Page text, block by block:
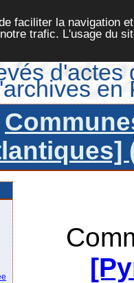
faciliter la navigation
trafic. L'usage du
d'actes
en